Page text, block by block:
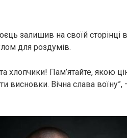
залишив на своїй сторінці
для роздумів.
та хлопчики! Пам’ятайте, якою
висновки. Вічна слава воїну”,